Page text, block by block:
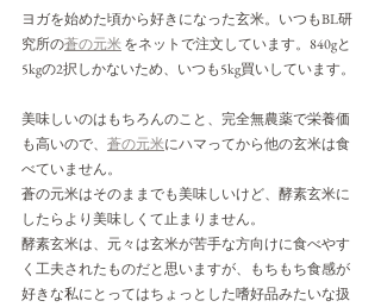
ヨガを始めた頃から好きになった玄米。いつもBL研
究所の蒼の元米 をネットで注文しています。840gと
5kgの2択しかないため、いつも5kg買いしています。
美味しいのはもちろんのこと、完全無農薬で栄養価
も高いので、 蒼の元米にハマってから他の玄米は食
べていません。
蒼の元米はそのままでも美味しいけど、酵素玄米に
したらより美味しくて止まりません。
酵素玄米は、元々は玄米が苦手な方向けに食べやす
く工夫されたものだと思いますが、もちもち食感が
好きな私にとってはちょっとした嗜好品みたいな扱